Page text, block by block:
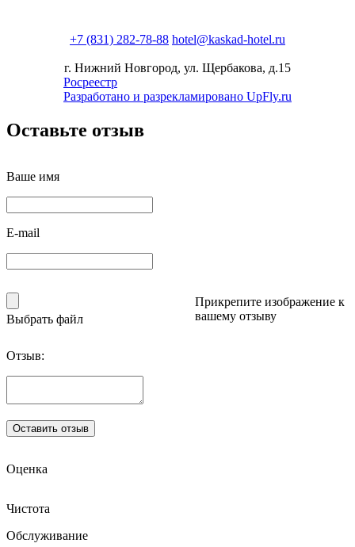
+7 (831) 282-78-88 hotel@kaskad-hotel.ru
г. Нижний Новгород, ул. Щербакова, д.15
Росреестр
Разработано и разрекламировано UpFly.ru
Оставьте отзыв
Ваше имя
E-mail
Выбрать файл
Прикрепите изображение к
вашему отзыву
Отзыв:
Оценка
Чистота
Обслуживание